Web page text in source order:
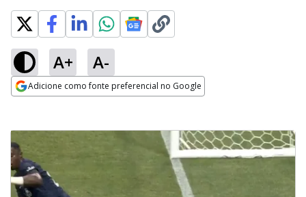
A+ A-
Adicione como fonte preferencial no Google